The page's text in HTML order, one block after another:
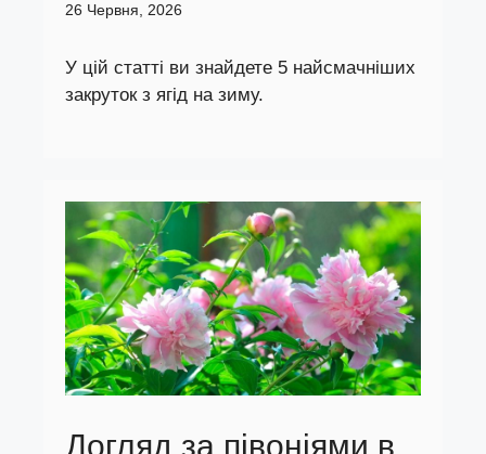
26 Червня, 2026
У цій статті ви знайдете 5 найсмачніших
закруток з ягід на зиму.
Догляд за півоніями в